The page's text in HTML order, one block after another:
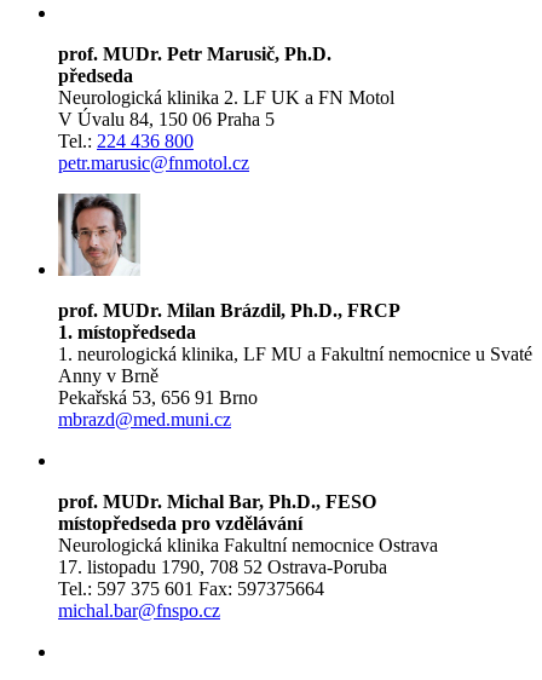
prof. MUDr. Petr Marusič, Ph.D.
předseda
Neurologická klinika 2. LF UK a FN Motol
V Úvalu 84, 150 06 Praha 5
Tel.: 224 436 800
petr.marusic@fnmotol.cz
prof. MUDr. Milan Brázdil, Ph.D., FRCP
1. místopředseda
1. neurologická klinika, LF MU a Fakultní nemocnice u Svaté
Anny v Brně
Pekařská 53, 656 91 Brno
mbrazd@med.muni.cz
prof. MUDr. Michal Bar, Ph.D., FESO
místopředseda pro vzdělávání
Neurologická klinika Fakultní nemocnice Ostrava
17. listopadu 1790, 708 52 Ostrava-Poruba
Tel.: 597 375 601 Fax: 597375664
michal.bar@fnspo.cz